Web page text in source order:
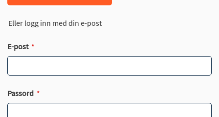
Eller logg inn med din e-post
E-post
Passord